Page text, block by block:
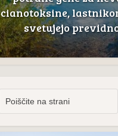
cianotoksine,
svetujejo